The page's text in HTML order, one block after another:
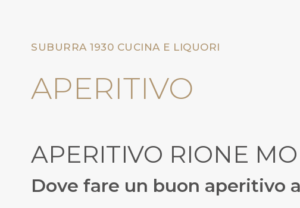
SUBURRA 1930 CUCINA E LIQUORI
APERITIVO
APERITIVO RIONE
Dove fare un buon aperitivo